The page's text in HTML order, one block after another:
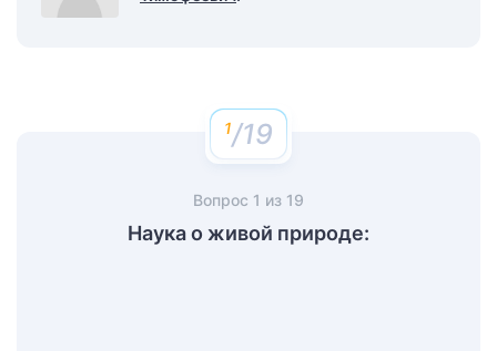
/19
Вопрос 1 из 19
Наука о живой природе: